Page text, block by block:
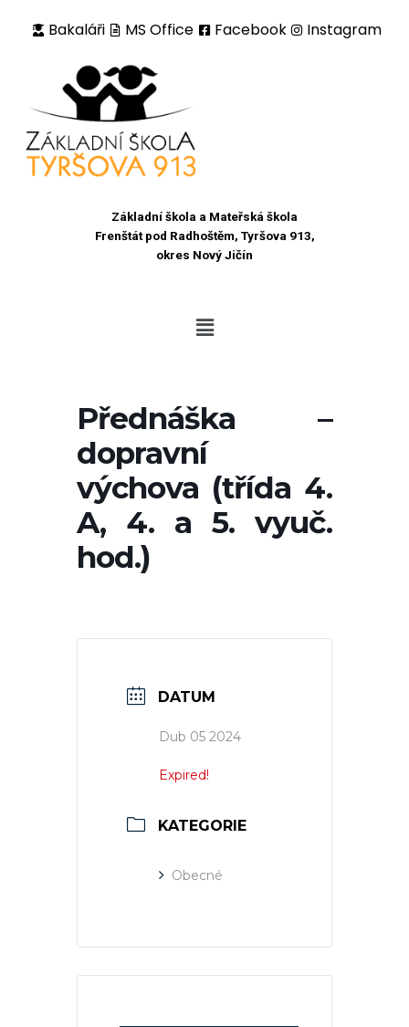
Bakaláři MS Office Facebook Instagram
Základní škola a Mateřská škola
Frenštát pod Radhoštěm, Tyršova 913,
okres Nový Jičín
Přednáška –
dopravní
výchova (třída 4.
A, 4. a 5. vyuč.
hod.)
DATUM
Dub 05 2024
Expired!
KATEGORIE
Obecné